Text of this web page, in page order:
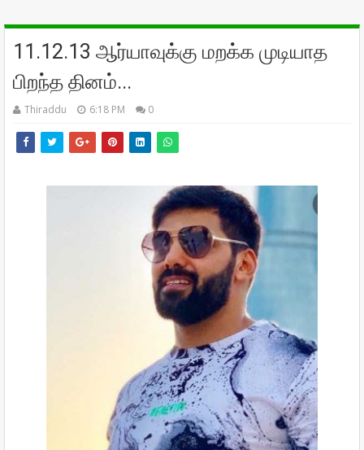
11.12.13 ஆர்யாவுக்கு மறக்க முடியாத
பிறந்த தினம்...
Thiraddu 6:18 PM 0